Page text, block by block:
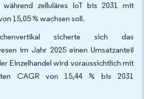
während zelluläres IoT bis 2031 mit
15,05 % wachsen soll.
sicherte sich das
im Jahr 2025 einen Umsatzanteil
Einzelhandel wird voraussichtlich mit
CAGR von 15,44 % bis 2031